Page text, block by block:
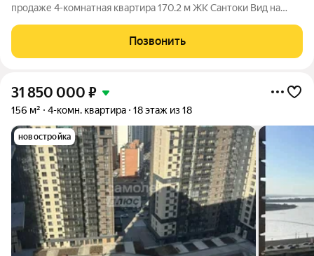
продаже 4-комнатная квартира 170.2 м ЖК Сантоки Вид на
квартиру в одном из самых престижных и зеленых
Позвонить
31 850 000 ₽
156 м² 4-комн. квартира 18 этаж из 18
новостройка